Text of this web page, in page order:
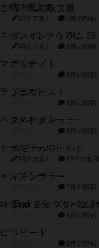
宵と暁の呪文書
紹介文あり 8件の投稿
リスボン・トラム 28
紹介文あり 9件の投稿
アマナイト
1件の投稿
ブラヴェスト
1件の投稿
スペクタキュラー
1件の投稿
スモールワールド
紹介文あり 13件の投稿
ギャンブラー
2件の投稿
1件の投稿
ラピード
1件の投稿